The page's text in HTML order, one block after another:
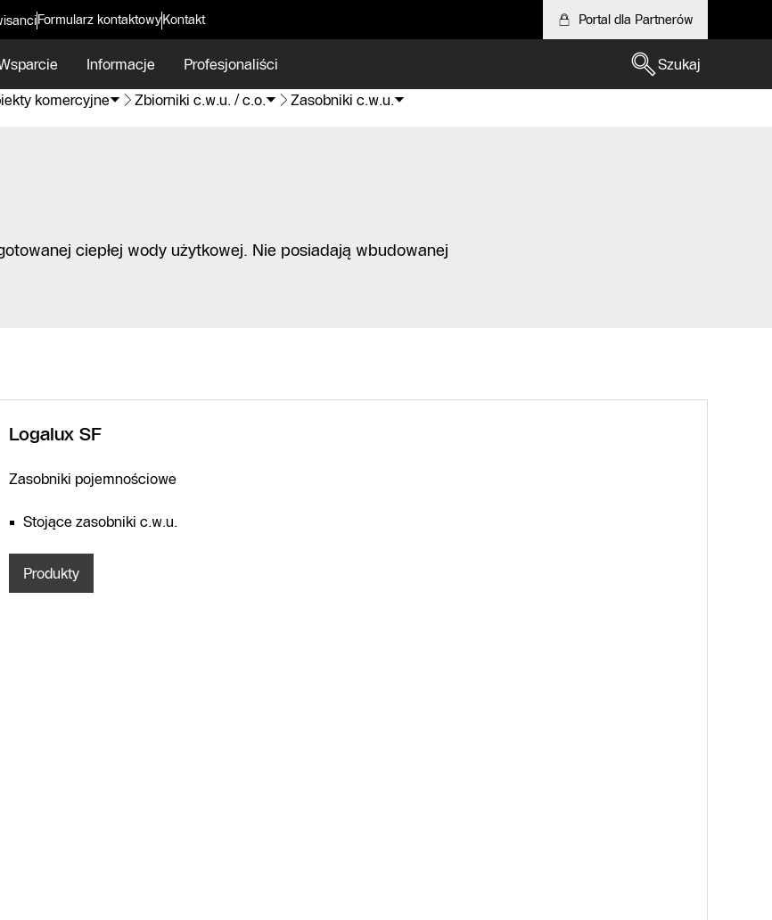
Formularz kontaktowyKontakt Portal dla Partnerów
Informacje Profesjonaliści
Szukaj
komercyjne Zbiorniki c.w.u. / c.o. Zasobniki c.w.u.
ciepłej wody użytkowej. Nie posiadają wbudowanej
Logalux SF
Zasobniki pojemnościowe
Stojące zasobniki c.w.u.
Produkty